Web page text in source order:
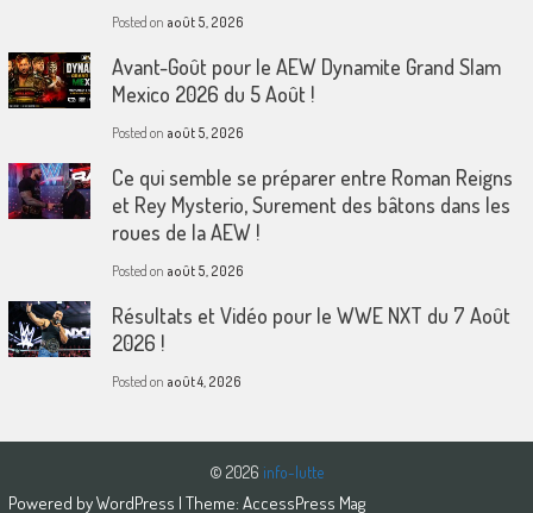
Posted on août 5, 2026
Avant-Goût pour le AEW Dynamite Grand Slam
Mexico 2026 du 5 Août !
Posted on août 5, 2026
Ce qui semble se préparer entre Roman Reigns
et Rey Mysterio, Surement des bâtons dans les
roues de la AEW !
Posted on août 5, 2026
Résultats et Vidéo pour le WWE NXT du 7 Août
2026 !
Posted on août 4, 2026
© 2026 info-lutte
Powered byWordPress | Theme: AccessPress Mag